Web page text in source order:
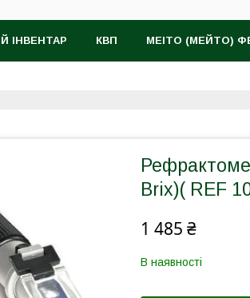
ІНВЕНТАР КВП MEITO (МЕЙТО)
Brix)( REF
1 485 ₴
В наявності